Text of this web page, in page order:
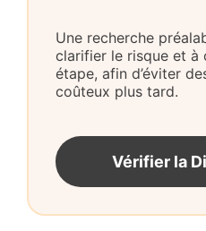
Une recherche
clarifier le risque et à
étape, afin d’éviter
coûteux plus tard.
Vérifier la